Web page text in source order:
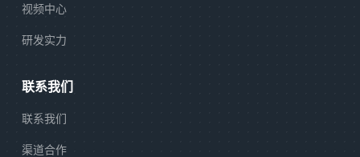
视频中心
研发实力
联系我们
联系我们
渠道合作